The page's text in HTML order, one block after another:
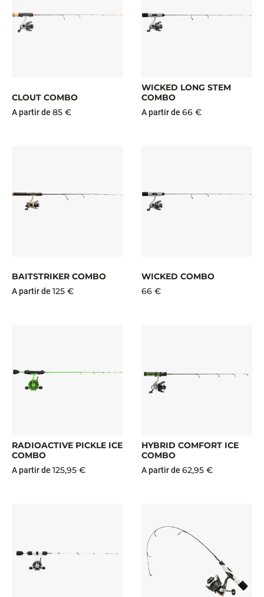
CLOUT COMBO
A partir de 85 €
WICKED LONG STEM
COMBO
A partir de 66 €
BAITSTRIKER COMBO
A partir de 125 €
WICKED COMBO
66 €
RADIOACTIVE PICKLE ICE
COMBO
A partir de 125,95 €
HYBRID COMFORT ICE
COMBO
A partir de 62,95 €